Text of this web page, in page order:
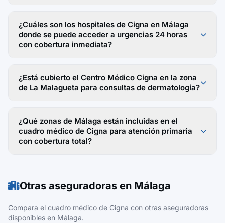
¿Cuáles son los hospitales de Cigna en Málaga
donde se puede acceder a urgencias 24 horas
con cobertura inmediata?
¿Está cubierto el Centro Médico Cigna en la zona
de La Malagueta para consultas de dermatología?
¿Qué zonas de Málaga están incluidas en el
cuadro médico de Cigna para atención primaria
con cobertura total?
Otras aseguradoras en Málaga
Compara el cuadro médico de Cigna con otras aseguradoras
disponibles en Málaga.